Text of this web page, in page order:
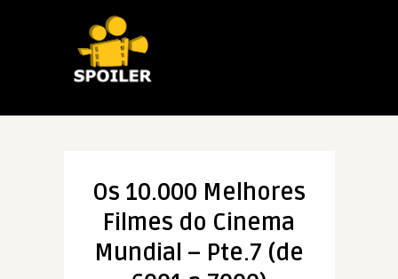
Os 10.000 Melhores
Filmes do Cinema
Mundial – Pte.7 (de